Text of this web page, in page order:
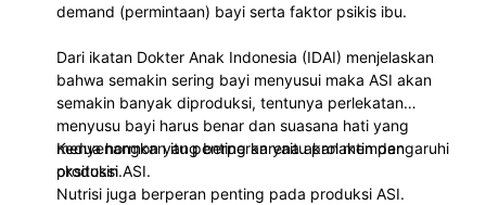
demand (permintaan) bayi serta faktor psikis ibu.
Dari ikatan Dokter Anak Indonesia (IDAI) menjelaskan
bahwa semakin sering bayi menyusui maka ASI akan
semakin banyak diproduksi, tentunya perlekatan
menyusu bayi harus benar dan suasana hati yang
menyenangkan itu penting karena akan mempengaruhi
produksi ASI.
Kedua hormon yang berperan yaitu prolaktin dan
oksitosin.
Nutrisi juga berperan penting pada produksi ASI.